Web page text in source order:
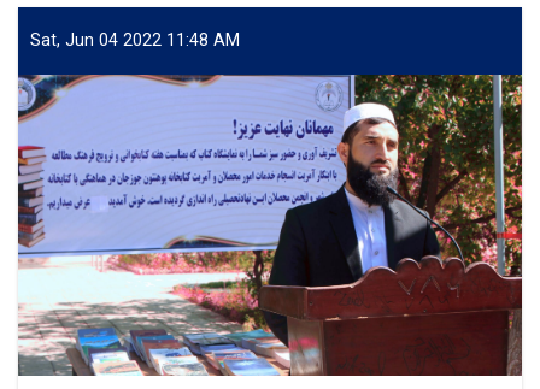
50
fourth-
students
Faculty
of
Law
Political
Science
of
Jawzjan
University
complete
Sat, Jun 04 2022 11:48 AM